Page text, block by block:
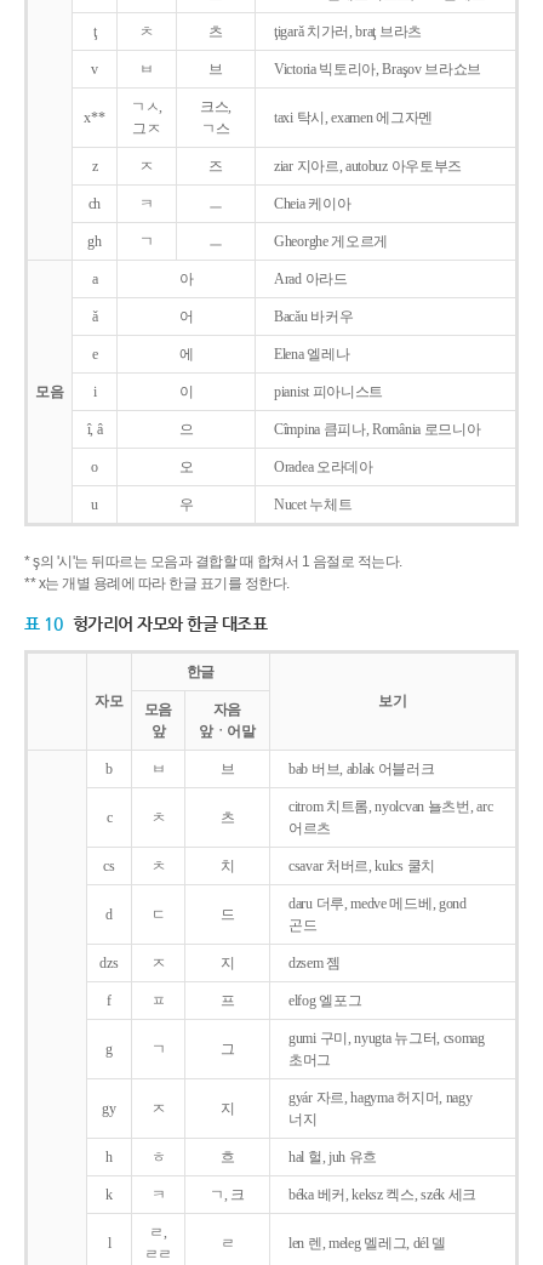
ţ ㅊ 츠 ţigarǎ 치가러, braţ 브라츠
v ㅂ 브 Victoria 빅토리아, Braşov 브라쇼브
x**
ㄱㅅ,
그ㅈ
크스,
ㄱ스
taxi 탁시, examen 에그자멘
z ㅈ 즈 ziar 지아르, autobuz 아우토부즈
ch ㅋ ㅡ Cheia 케이아
gh ㄱ ㅡ Gheorghe 게오르게
모음
a 아 Arad 아라드
ǎ 어 Bacǎu 바커우
e 에 Elena 엘레나
i 이 pianist 피아니스트
î, â 으 Cîmpina 큼피나, România 로므니아
o 오 Oradea 오라데아
u 우 Nucet 누체트
* ş의 '시'는 뒤따르는 모음과 결합할 때 합쳐서 1 음절로 적는다.
** x는 개별 용례에 따라 한글 표기를 정한다.
표 10 헝가리어 자모와 한글 대조표
자모
한글
보기
모음
앞
자음
앞ㆍ어말
b ㅂ 브 bab 버브, ablak 어블러크
c ㅊ 츠
citrom 치트롬, nyolcvan 뇰츠번, arc
어르츠
cs ㅊ 치 csavar 처버르, kulcs 쿨치
d ㄷ 드
daru 더루, medve 메드베, gond
곤드
dzs ㅈ 지 dzsem 젬
f ㅍ 프 elfog 엘포그
g ㄱ 그
gumi 구미, nyugta 뉴그터, csomag
초머그
gy ㅈ 지
gyár 자르, hagyma 허지머, nagy
너지
h ㅎ 흐 hal 헐, juh 유흐
k ㅋ ㄱ, 크 béka 베커, keksz 켁스, szék 세크
l
ㄹ,
ㄹㄹ
ㄹ len 렌, meleg 멜레그, dél 델